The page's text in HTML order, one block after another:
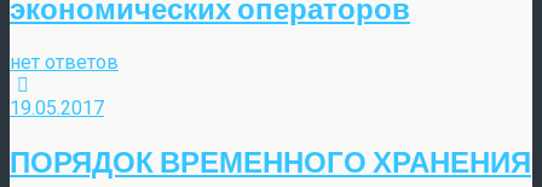
экономических операторов
нет ответов
19.05.2017
ПОРЯДОК ВРЕМЕННОГО ХРАНЕНИЯ